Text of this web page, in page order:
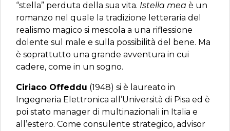
“stella” perduta della sua vita. Istella mea è un
romanzo nel quale la tradizione letteraria del
realismo magico si mescola a una riflessione
dolente sul male e sulla possibilità del bene. Ma
è soprattutto una grande avventura in cui
cadere, come in un sogno.
Ciriaco Offeddu (1948) si è laureato in
Ingegneria Elettronica all’Università di Pisa ed è
poi stato manager di multinazionali in Italia e
all’estero. Come consulente strategico, advisor